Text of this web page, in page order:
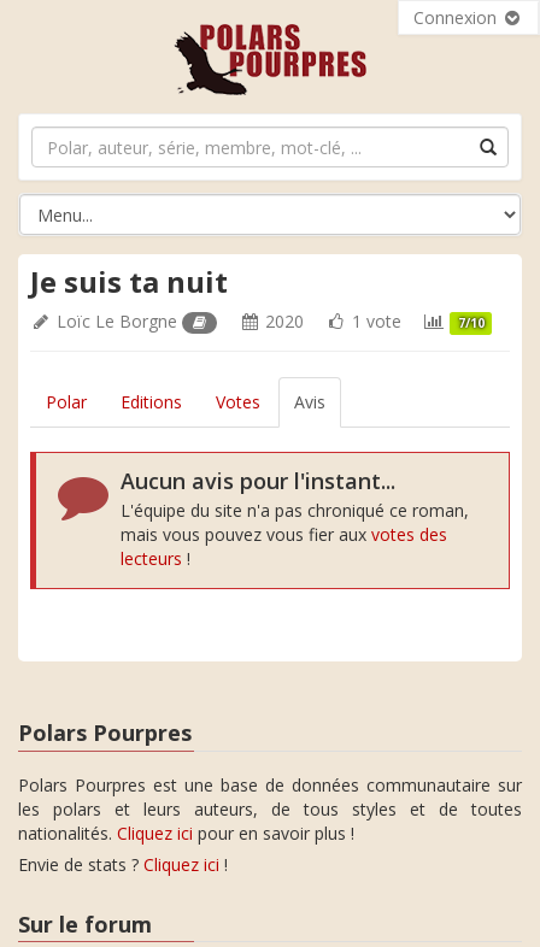
Connexion
Je suis ta nuit
Loïc Le Borgne 2020 1 vote 7/10
Polar Editions Votes Avis
Aucun avis pour l'instant...
L'équipe du site n'a pas chroniqué ce roman,
mais vous pouvez vous fier aux votes des
lecteurs !
Polars Pourpres
Polars Pourpres est une base de données communautaire sur
les polars et leurs auteurs, de tous styles et de toutes
nationalités. Cliquez ici pour en savoir plus !
Envie de stats ? Cliquez ici !
Sur le forum